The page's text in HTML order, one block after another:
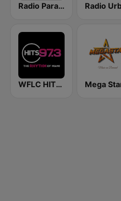
Radio Paradise
WFLC HITS 97.3 FM